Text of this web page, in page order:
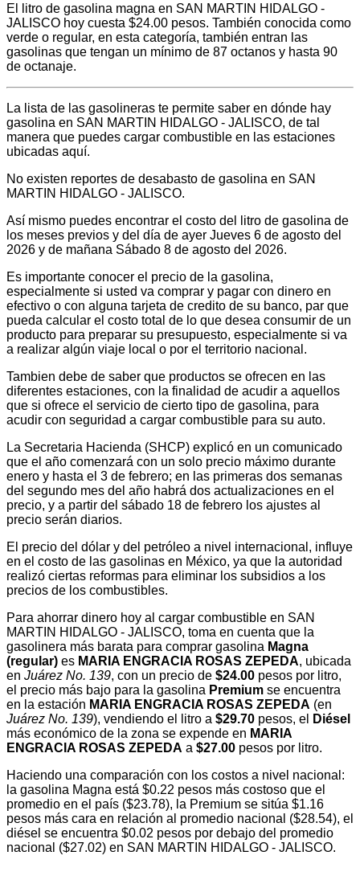
El litro de gasolina magna en SAN MARTIN HIDALGO -
JALISCO hoy cuesta $24.00 pesos. También conocida como
verde o regular, en esta categoría, también entran las
gasolinas que tengan un mínimo de 87 octanos y hasta 90
de octanaje.
La lista de las gasolineras te permite saber en dónde hay
gasolina en SAN MARTIN HIDALGO - JALISCO, de tal
manera que puedes cargar combustible en las estaciones
ubicadas aquí.
No existen reportes de desabasto de gasolina en SAN
MARTIN HIDALGO - JALISCO.
Así mismo puedes encontrar el costo del litro de gasolina de
los meses previos y del día de ayer Jueves 6 de agosto del
2026 y de mañana Sábado 8 de agosto del 2026.
Es importante conocer el precio de la gasolina,
especialmente si usted va comprar y pagar con dinero en
efectivo o con alguna tarjeta de credito de su banco, par que
pueda calcular el costo total de lo que desea consumir de un
producto para preparar su presupuesto, especialmente si va
a realizar algún viaje local o por el territorio nacional.
Tambien debe de saber que productos se ofrecen en las
diferentes estaciones, con la finalidad de acudir a aquellos
que si ofrece el servicio de cierto tipo de gasolina, para
acudir con seguridad a cargar combustible para su auto.
La Secretaria Hacienda (SHCP) explicó en un comunicado
que el año comenzará con un solo precio máximo durante
enero y hasta el 3 de febrero; en las primeras dos semanas
del segundo mes del año habrá dos actualizaciones en el
precio, y a partir del sábado 18 de febrero los ajustes al
precio serán diarios.
El precio del dólar y del petróleo a nivel internacional, influye
en el costo de las gasolinas en México, ya que la autoridad
realizó ciertas reformas para eliminar los subsidios a los
precios de los combustibles.
Para ahorrar dinero hoy al cargar combustible en SAN
MARTIN HIDALGO - JALISCO, toma en cuenta que la
gasolinera más barata para comprar gasolina Magna
(regular) es MARIA ENGRACIA ROSAS ZEPEDA, ubicada
en Juárez No. 139, con un precio de $24.00 pesos por litro,
el precio más bajo para la gasolina Premium se encuentra
en la estación MARIA ENGRACIA ROSAS ZEPEDA (en
Juárez No. 139), vendiendo el litro a $29.70 pesos, el
Diésel
más económico de la zona se expende en MARIA
ENGRACIA ROSAS ZEPEDA a $27.00 pesos por litro.
Haciendo una comparación con los costos a nivel nacional:
la gasolina Magna está $0.22 pesos más costoso que el
promedio en el país ($23.78), la Premium se sitúa $1.16
pesos más cara en relación al promedio nacional ($28.54), el
diésel se encuentra $0.02 pesos por debajo del promedio
nacional ($27.02) en SAN MARTIN HIDALGO - JALISCO.